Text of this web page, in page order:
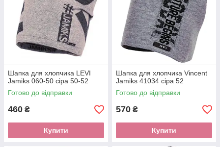
Шапка для хлопчика LEVI
Jamiks 060-50 сіра 50-52
Готово до відправки
460 ₴
Купити
Шапка для хлопчика Vincent
Jamiks 41034 сіра 52
Готово до відправки
570 ₴
Купити